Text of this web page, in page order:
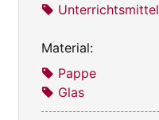
Unterrichtsmittel
Material:
Pappe
Glas